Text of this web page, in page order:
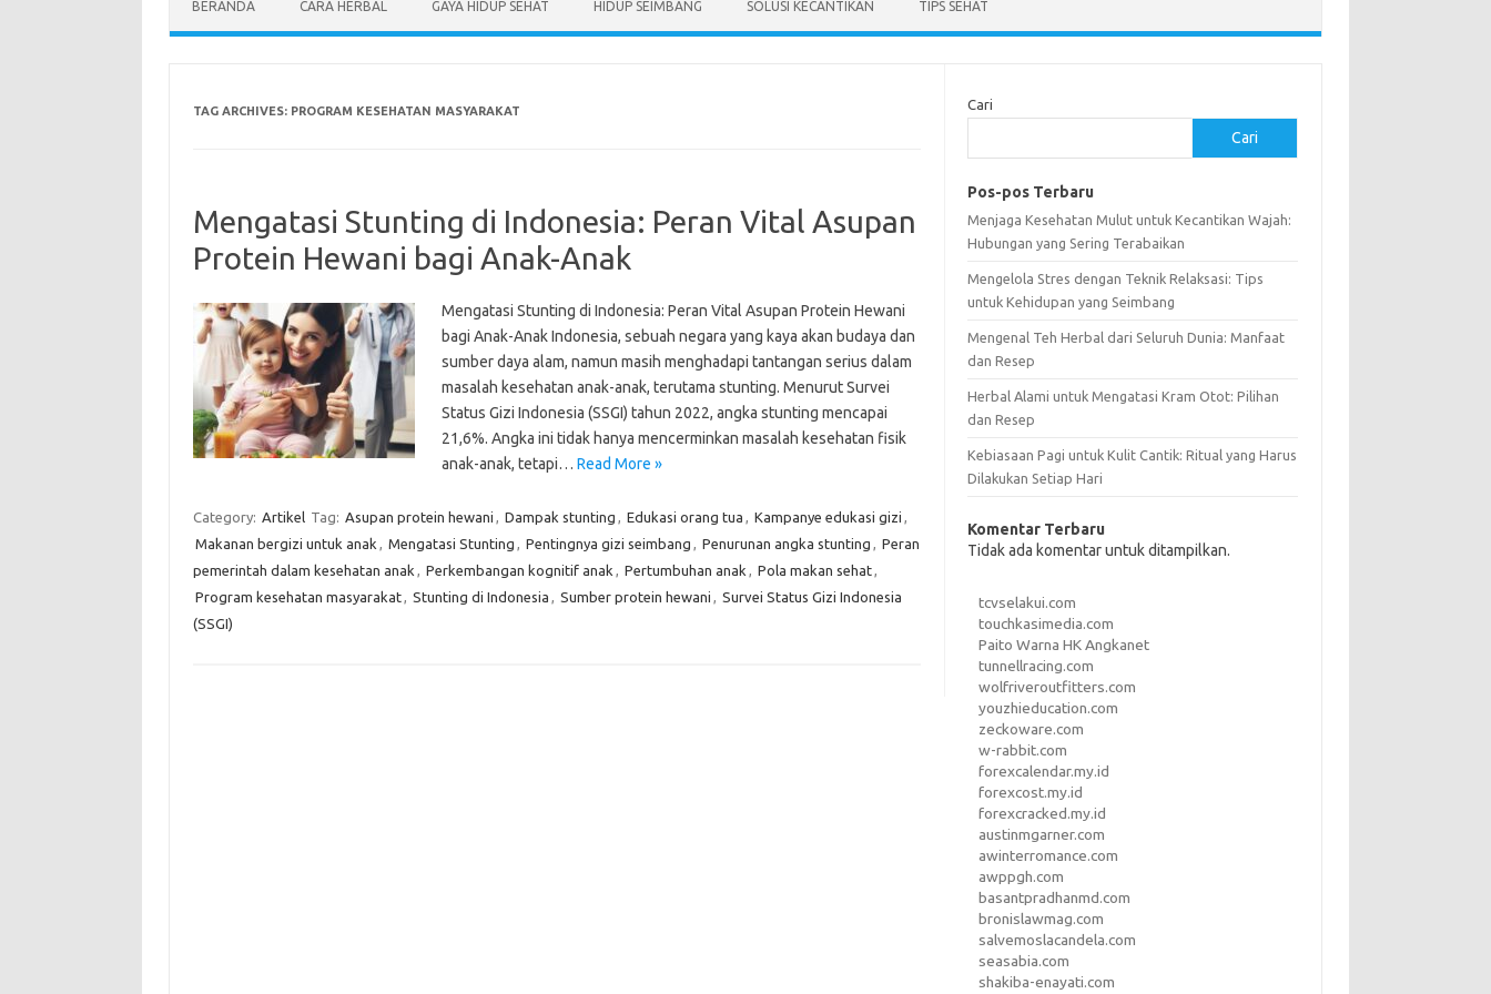
BERANDA CARA HERBAL GAYA HIDUP SEHAT HIDUP SEIMBANG SOLUSI KECANTIKAN TIPS SEHAT
TAG ARCHIVES: PROGRAM KESEHATAN MASYARAKAT
Mengatasi Stunting di Indonesia: Peran Vital Asupan
Protein Hewani bagi Anak-Anak
Mengatasi Stunting di Indonesia: Peran Vital Asupan Protein Hewani
bagi Anak-Anak Indonesia, sebuah negara yang kaya akan budaya dan
sumber daya alam, namun masih menghadapi tantangan serius dalam
masalah kesehatan anak-anak, terutama stunting. Menurut Survei
Status Gizi Indonesia (SSGI) tahun 2022, angka stunting mencapai
21,6%. Angka ini tidak hanya mencerminkan masalah kesehatan fisik
anak-anak, tetapi… Read More »
Category: Artikel Tag: Asupan protein hewani , Dampak stunting , Edukasi orang tua , Kampanye edukasi gizi ,
Makanan bergizi untuk anak , Mengatasi Stunting , Pentingnya gizi seimbang , Penurunan angka stunting , Peran
pemerintah dalam kesehatan anak , Perkembangan kognitif anak , Pertumbuhan anak , Pola makan sehat,
Program kesehatan masyarakat, Stunting di Indonesia , Sumber protein hewani , Survei Status Gizi Indonesia
(SSGI)
Cari
Cari
Pos-pos Terbaru
Menjaga Kesehatan Mulut untuk Kecantikan Wajah:
Hubungan yang Sering Terabaikan
Mengelola Stres dengan Teknik Relaksasi: Tips
untuk Kehidupan yang Seimbang
Mengenal Teh Herbal dari Seluruh Dunia: Manfaat
dan Resep
Herbal Alami untuk Mengatasi Kram Otot: Pilihan
dan Resep
Kebiasaan Pagi untuk Kulit Cantik: Ritual yang Harus
Dilakukan Setiap Hari
Komentar Terbaru
Tidak ada komentar untuk ditampilkan.
tcvselakui.com
touchkasimedia.com
Paito Warna HK Angkanet
tunnellracing.com
wolfriveroutfitters.com
youzhieducation.com
zeckoware.com
w-rabbit.com
forexcalendar.my.id
forexcost.my.id
forexcracked.my.id
austinmgarner.com
awinterromance.com
awppgh.com
basantpradhanmd.com
bronislawmag.com
salvemoslacandela.com
seasabia.com
shakiba-enayati.com